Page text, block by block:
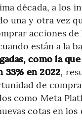
década, a los
una y otra vez
acciones de
están a la
como la
33% en 2022,
de
como Meta
cotas en los